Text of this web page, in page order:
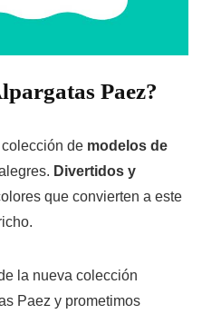
Paez?
de modelos de
Divertidos y
que convierten a este
la nueva colección
Paez y prometimos